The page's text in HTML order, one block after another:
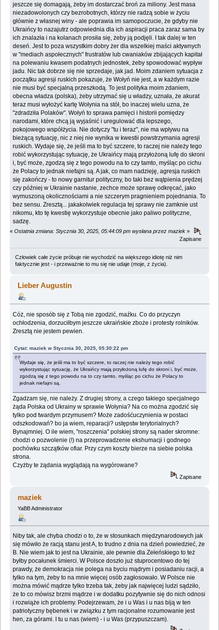
jeszcze się domagają, żeby im dostarczać broń za miliony. Jest masa
niezadowolonych czy bezrobotnych, którzy nie radzą sobie w życiu
głównie z własnej winy - ale poprawia im samopoczucie, że gdyby nie
Ukraińcy to nazajutrz odpowiednia dla ich aspiracji praca zaraz sama by
ich znalazła i na kolanach prosiła się, żeby ją podjęli. I tak dalej w ten
deseń. Jest to poza wszystkim dobry żer dla wszelkiej maści aktywnych
w "mediach aspołecznych" frustratów lub cwaniaków zbijających kapitał
na polewaniu kwasem podatnych jednostek, żeby spowodować wypływ
jadu. Nic tak dobrze się nie sprzedaje, jak jad. Moim zdaniem sytuacja z
początku agresji ruskich pokazuje, że Wołyń nie jest, a w każdym razie
nie musi być specjalną przeszkodą. To jest polityka moim zdaniem,
obecna władza (polska), żeby utrzymać się u władzy, uznała, że akurat
teraz musi wyłożyć kartę Wołynia na stół, bo inaczej wielu uzna, że
"zdradziła Polaków". Wołyń to sprawa pamięci i historii pomiędzy
narodami, które chcą ją wyjaśnić i uregulować dla lepszego,
pokojowego współżycia. Nie dotyczy "tu i teraz", nie ma wpływu na
bieżącą sytuację, nic z niej nie wynika w kwestii powstrzymania agresji
ruskich. Wydaje się, że jeśli ma to być szczere, to raczej nie należy tego
robić wykorzystując sytuację, że Ukraińcy mają przyłożoną lufę do skroni
i, być może, zgodzą się z tego powodu na to czy tamto, myśląc po cichu
że Polacy to jednak niefajni są. A jak, co mam nadzieję, agresja ruskich
się zakończy - to nowy garnitur polityczny, bo taki bez wątpienia prędzej
czy później w Ukrainie nastanie, zechce może sprawę odkręcać, jako
wymuszoną okolicznościami a nie szczerym pragnieniem pojednania. To
bez sensu. Zresztą... jakakolwiek regulacja tej sprawy nie zamknie ust
nikomu, kto tę kwestię wykorzystuje obecnie jako paliwo polityczne,
sadzę.
« Ostatnia zmiana: Stycznia 30, 2025, 05:44:09 pm wysłana przez maziek »
Zapisane
Człowiek całe życie próbuje nie wychodzić na większego idiotę niż nim
faktycznie jest - i przeważnie to mu się nie udaje (moje, z życia).
Lieber Augustin
Cóż, nie sposób się z Tobą nie zgodzić, maźku. Co do przyczyn
ochłodzenia, dorzuciłbym jeszcze ukraińskie zboże i protesty rolników.
Zresztą nie jestem pewien.
Cytat: maziek w Stycznia 30, 2025, 05:30:22 pm
Wydaje się, że jeśli ma to być szczere, to raczej nie należy tego robić
wykorzystując sytuację, że Ukraińcy mają przyłożoną lufę do skroni i, być może,
zgodzą się z tego powodu na to czy tamto, myśląc po cichu że Polacy to
jednak niefajni są.
Zgadzam się, nie należy. Z drugiej strony, a czego takiego specjalnego
żąda Polska od Ukrainy w sprawie Wołynia? Na co można zgodzić się
tylko pod twardym przymusem? Może zadośćuczynienia w postaci
odszkodowań? bo ja wiem, reparacji? ustępstw terytorialnych?
Bynajmniej. O ile wiem, "roszczenia" polskiej strony są nader skromne:
chodzi o pozwolenie (!) na przeprowadzenie ekshumacji i godnego
pochówku szczątków ofiar. Przy czym koszty bierze na siebie polska
strona.
Czyżby te żądania wyglądają na wygórowane?
Zapisane
maziek
YaBB Administrator
Niby tak, ale chyba chodzi o to, że w stosunkach międzynarodowych jak
się mówiło że racją stanu jest A, to trudno z dnia na dzień powiedzieć, że
B. Nie wiem jak to jest na Ukrainie, ale pewnie dla Zełeńskiego to też
byłby pocałunek śmierci. W Polsce doszło już stuprocentowo do tej
prawdy, że demokracja nie polega na byciu mądrym i posiadaniu racji, a
tylko na tym, żeby to na mnie więcej osób zagłosowało. W Polsce nie
można mówić mądrze tylko trzeba tak, żeby jak najwięcej ludzi sądziło,
że to co mówisz brzmi mądrze i w dodatku pozytywnie się do nich odnosi
i rozwiąże ich problemy. Podejrzewam, że i u Was i u nas biją w ten
patriotyczny bębenek i w związku z tym racjonalne rozumowanie jest
hen, za górami. I tu u nas (wiem) - i u Was (przypuszczam).